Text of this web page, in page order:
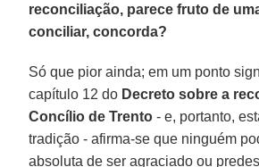
reconciliação, parece fruto de
conciliar, concorda?
Só que pior ainda; em um ponto
capítulo 12 do Decreto sobre a
Concílio de Trento - e, portanto,
tradição - afirma-se que ninguém
absoluta de ser agraciado ou